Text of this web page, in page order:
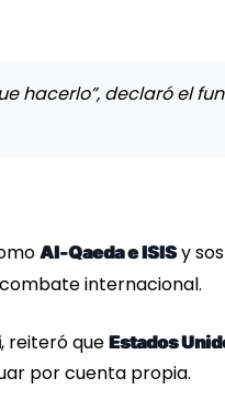
hacerlo”, declaró el
Al-Qaeda e ISISy
internacional.
, reiteró que Estados
por cuenta propia.